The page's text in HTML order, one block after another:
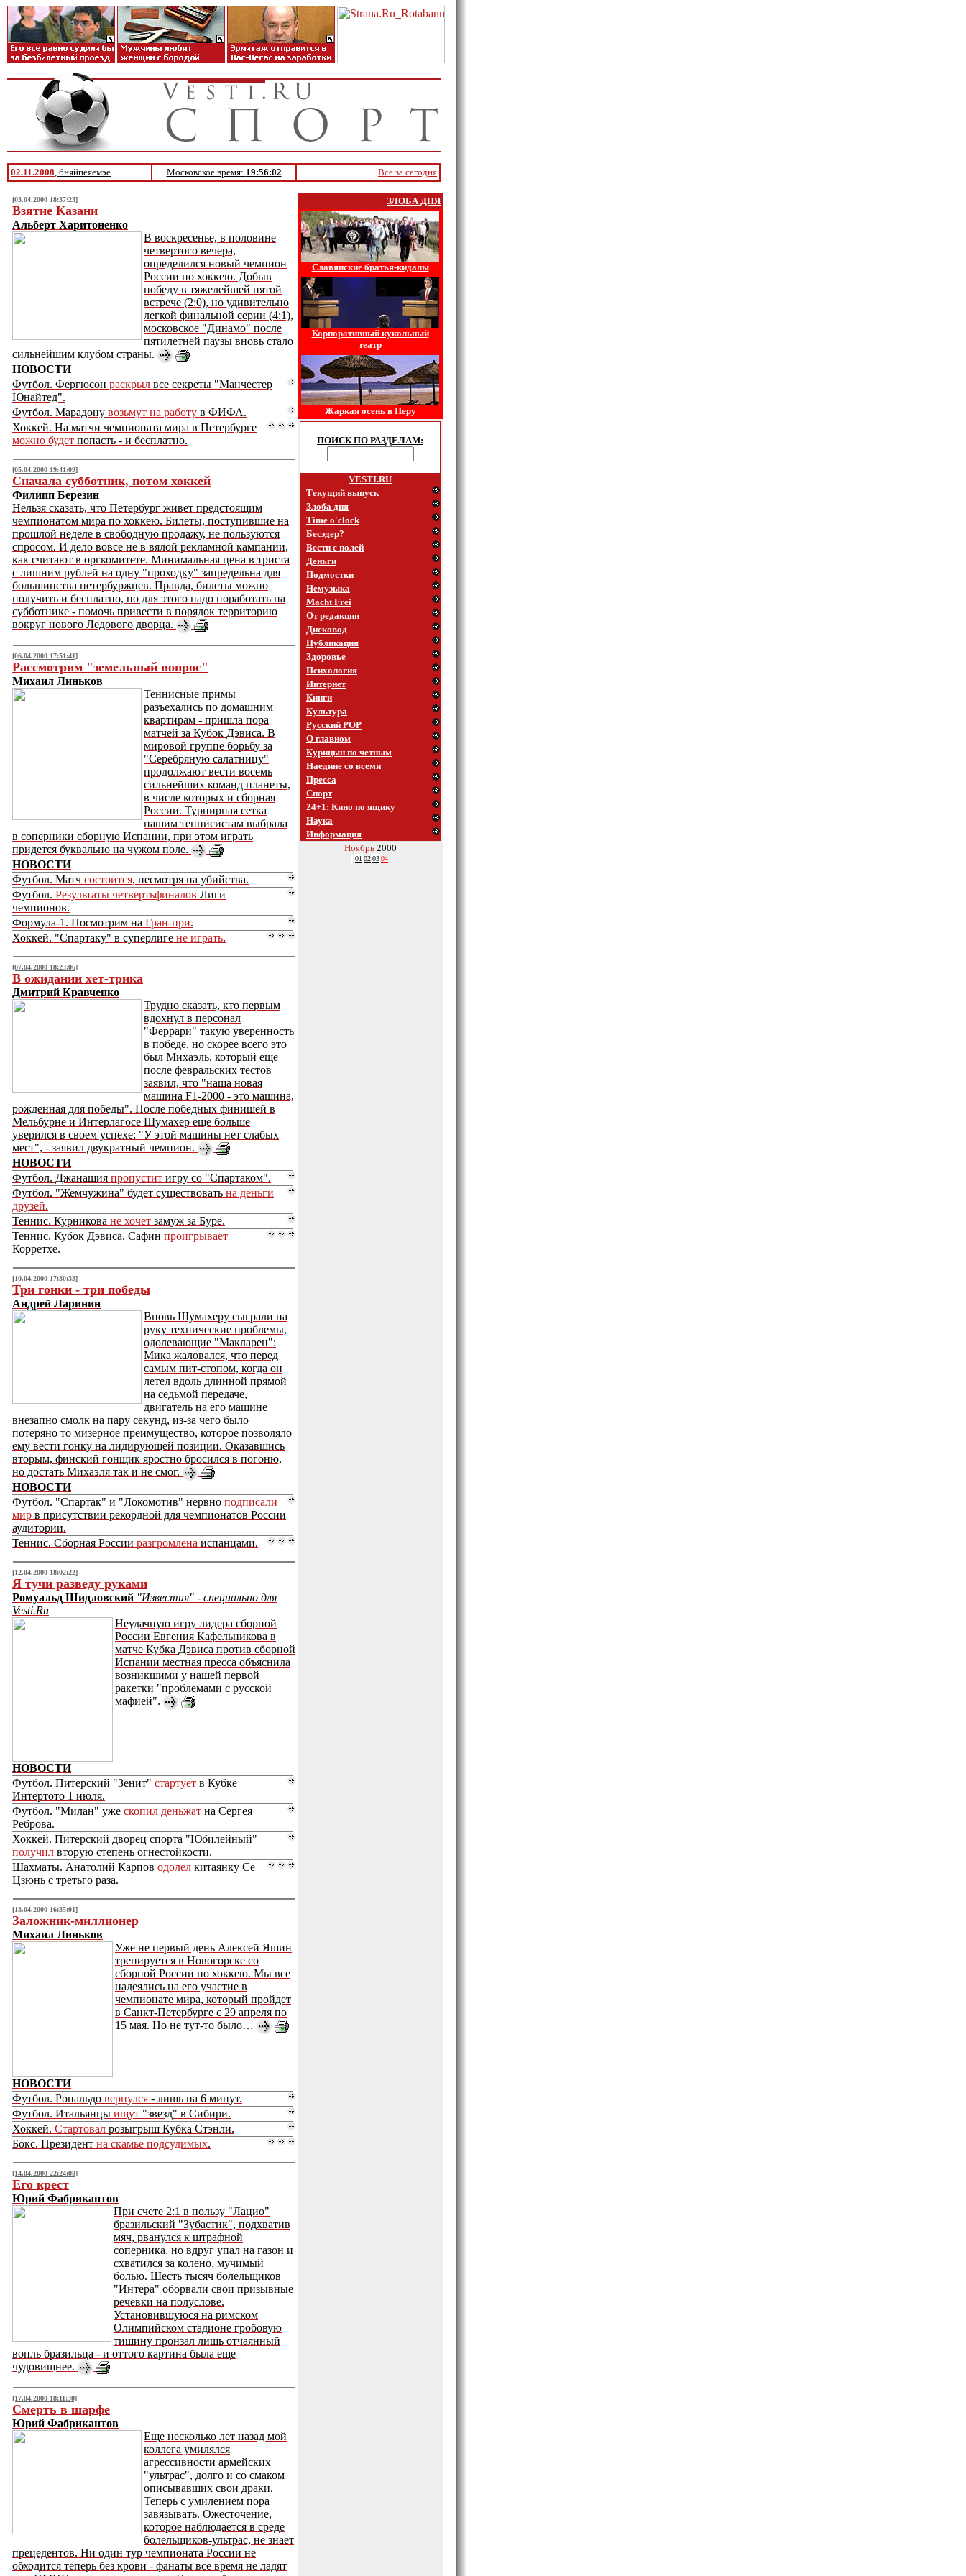
02.11.2008, бняйпеяемэе Московское время: 19:56:02 Все за сегодня
[03.04.2000 18:37:23]
Взятие Казани
Альберт Харитоненко
В воскресенье, в половине
четвертого вечера,
определился новый чемпион
России по хоккею. Добыв
победу в тяжелейшей пятой
встрече (2:0), но удивительно
легкой финальной серии (4:1),
московское "Динамо" после
пятилетней паузы вновь стало
сильнейшим клубом страны.
НОВОСТИ
Футбол. Фергюсон раскрыл все секреты "Манчестер
Юнайтед".
Футбол. Марадону возьмут на работу в ФИФА.
Хоккей. На матчи чемпионата мира в Петербурге
можно будет попасть - и бесплатно.
[05.04.2000 19:41:09]
Сначала субботник, потом хоккей
Филипп Березин
Нельзя сказать, что Петербург живет предстоящим
чемпионатом мира по хоккею. Билеты, поступившие на
прошлой неделе в свободную продажу, не пользуются
спросом. И дело вовсе не в вялой рекламной кампании,
как считают в оргкомитете. Минимальная цена в триста
с лишним рублей на одну "проходку" запредельна для
большинства петербуржцев. Правда, билеты можно
получить и бесплатно, но для этого надо поработать на
субботнике - помочь привести в порядок территорию
вокруг нового Ледового дворца.
[06.04.2000 17:51:41]
Рассмотрим "земельный вопрос"
Михаил Линьков
Теннисные примы
разъехались по домашним
квартирам - пришла пора
матчей за Кубок Дэвиса. В
мировой группе борьбу за
"Серебряную салатницу"
продолжают вести восемь
сильнейших команд планеты,
в числе которых и сборная
России. Турнирная сетка
нашим теннисистам выбрала
в соперники сборную Испании, при этом играть
придется буквально на чужом поле.
НОВОСТИ
Футбол. Матч состоится, несмотря на убийства.
Футбол. Результаты четвертьфиналов Лиги
чемпионов.
Формула-1. Посмотрим на Гран-при.
Хоккей. "Спартаку" в суперлиге не играть.
[07.04.2000 18:23:06]
В ожидании хет-трика
Дмитрий Кравченко
Трудно сказать, кто первым
вдохнул в персонал
"Феррари" такую уверенность
в победе, но скорее всего это
был Михаэль, который еще
после февральских тестов
заявил, что "наша новая
машина F1-2000 - это машина,
рожденная для победы". После победных финишей в
Мельбурне и Интерлагосе Шумахер еще больше
уверился в своем успехе: "У этой машины нет слабых
мест", - заявил двукратный чемпион.
НОВОСТИ
Футбол. Джанашия пропустит игру со "Спартаком".
Футбол. "Жемчужина" будет существовать на деньги
друзей.
Теннис. Курникова не хочет замуж за Буре.
Теннис. Кубок Дэвиса. Сафин проигрывает
Корретхе.
[10.04.2000 17:30:33]
Три гонки - три победы
Андрей Ларинин
Вновь Шумахеру сыграли на
руку технические проблемы,
одолевающие "Макларен":
Мика жаловался, что перед
самым пит-стопом, когда он
летел вдоль длинной прямой
на седьмой передаче,
двигатель на его машине
внезапно смолк на пару секунд, из-за чего было
потеряно то мизерное преимущество, которое позволяло
ему вести гонку на лидирующей позиции. Оказавшись
вторым, финский гонщик яростно бросился в погоню,
но достать Михаэля так и не смог.
НОВОСТИ
Футбол. "Спартак" и "Локомотив" нервно подписали
мир в присутствии рекордной для чемпионатов России
аудитории.
Теннис. Сборная России разгромлена испанцами.
[12.04.2000 18:02:22]
Я тучи разведу руками
Ромуальд Шидловский "Известия" - специально для
Vesti.Ru
Неудачную игру лидера сборной
России Евгения Кафельникова в
матче Кубка Дэвиса против сборной
Испании местная пресса объяснила
возникшими у нашей первой
ракетки "проблемами с русской
мафией".
НОВОСТИ
Футбол. Питерский "Зенит" стартует в Кубке
Интертото 1 июля.
Футбол. "Милан" уже скопил деньжат на Сергея
Реброва.
Хоккей. Питерский дворец спорта "Юбилейный"
получил вторую степень огнестойкости.
Шахматы. Анатолий Карпов одолел китаянку Се
Цзюнь с третьго раза.
[13.04.2000 16:35:01]
Заложник-миллионер
Михаил Линьков
Уже не первый день Алексей Яшин
тренируется в Новогорске со
сборной России по хоккею. Мы все
надеялись на его участие в
чемпионате мира, который пройдет
в Санкт-Петербурге с 29 апреля по
15 мая. Но не тут-то было…
НОВОСТИ
Футбол. Рональдо вернулся - лишь на 6 минут.
Футбол. Итальянцы ищут "звезд" в Сибири.
Хоккей. Стартовал розыгрыш Кубка Стэнли.
Бокс. Президент на скамье подсудимых.
[14.04.2000 22:24:08]
Его крест
Юрий Фабрикантов
При счете 2:1 в пользу "Лацио"
бразильский "Зубастик", подхватив
мяч, рванулся к штрафной
соперника, но вдруг упал на газон и
схватился за колено, мучимый
болью. Шесть тысяч болельщиков
"Интера" оборвали свои призывные
речевки на полуслове.
Установившуюся на римском
Олимпийском стадионе гробовую
тишину пронзал лишь отчаянный
вопль бразильца - и оттого картина была еще
чудовищнее.
[17.04.2000 18:11:30]
Смерть в шарфе
Юрий Фабрикантов
Еще несколько лет назад мой
коллега умилялся
агрессивности армейских
"ультрас", долго и со смаком
описывавших свои драки.
Теперь с умилением пора
завязывать. Ожесточение,
которое наблюдается в среде
болельщиков-ультрас, не знает
прецедентов. Ни один тур чемпионата России не
обходится теперь без крови - фанаты все время не ладят
ЗЛОБА ДНЯ
Славянские братья-кидалы
Корпоративный кукольный
театр
Жаркая осень в Перу
ПОИСК ПО РАЗДЕЛАМ:
VESTI.RU
Текущий выпуск
Злоба дня
Time o'clock
Бесэдер?
Вести с полей
Деньги
Подмостки
Немузыка
Macht Frei
От редакции
Дисковод
Публикация
Здоровье
Психология
Интернет
Книги
Культура
Русский POP
О главном
Курицын по четным
Наедине со всеми
Пресса
Спорт
24+1: Кино по ящику
Наука
Информация
Ноябрь2000
01 020304